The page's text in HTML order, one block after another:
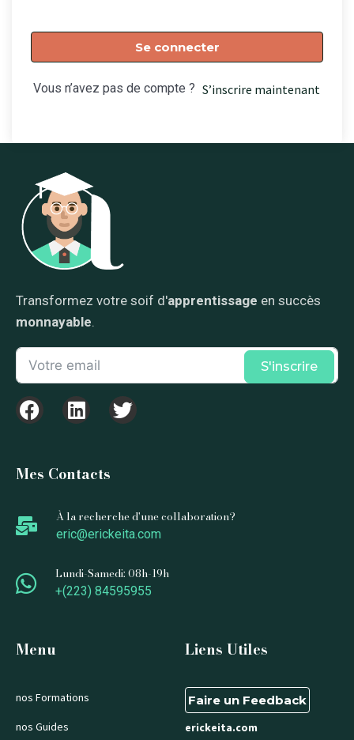
Se connecter
Vous n’avez pas de compte ? S’inscrire maintenant
Transformez votre soif d'apprentissage en succès
monnayable.
S'inscrire
Mes Contacts
À la recherche d'une collaboration?
eric@erickeita.com
Lundi-Samedi: 08h-19h
+(223) 84595955
Menu
nos Formations
nos Guides
Liens Utiles
Faire un Feedback
erickeita.com